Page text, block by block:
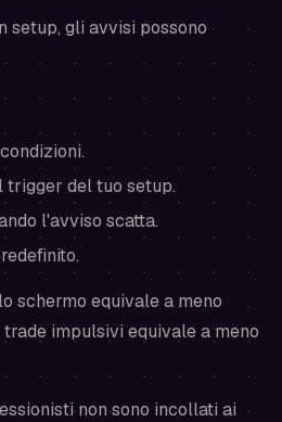
setup, gli avvisi possono
del tuo setup.
l'avviso scatta.
schermo equivale a meno
impulsivi equivale a meno
non sono incollati ai